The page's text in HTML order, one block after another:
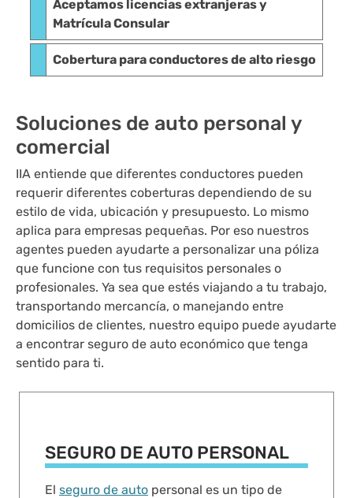
Aceptamos licencias extranjeras y
Matrícula Consular
Cobertura para conductores de alto riesgo
Soluciones de auto personal y
comercial
IIA entiende que diferentes conductores pueden
requerir diferentes coberturas dependiendo de su
estilo de vida, ubicación y presupuesto. Lo mismo
aplica para empresas pequeñas. Por eso nuestros
agentes pueden ayudarte a personalizar una póliza
que funcione con tus requisitos personales o
profesionales. Ya sea que estés viajando a tu trabajo,
transportando mercancía, o manejando entre
domicilios de clientes, nuestro equipo puede ayudarte
a encontrar seguro de auto económico que tenga
sentido para ti.
SEGURO DE AUTO PERSONAL
El seguro de auto personal es un tipo de